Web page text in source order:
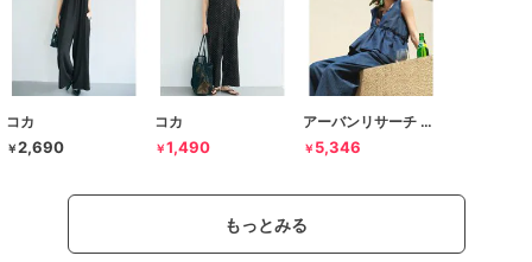
コカ
￥2,690
コカ
￥1,490
アーバンリサーチ サニーレーベル
￥ 5,346
もっとみる